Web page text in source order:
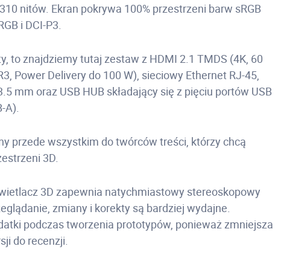
nitów. Ekran pokrywa 100% przestrzeni barw sRGB
i DCI-P3.
to znajdziemy tutaj zestaw z HDMI 2.1 TMDS (4K, 60
Power Delivery do 100 W), sieciowy Ethernet RJ-45,
mm oraz USB HUB składający się z pięciu portów USB
A).
przede wszystkim do twórców treści, którzy chcą
3D.
3D zapewnia natychmiastowy stereoskopowy
zmiany i korekty są bardziej wydajne.
podczas tworzenia prototypów, ponieważ zmniejsza
do recenzji.